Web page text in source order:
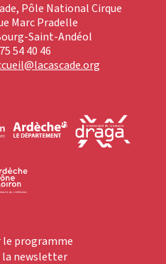
Pôle National Cirque
Marc Pradelle
Saint-Andéol
54 40 46
le programme
la newsletter